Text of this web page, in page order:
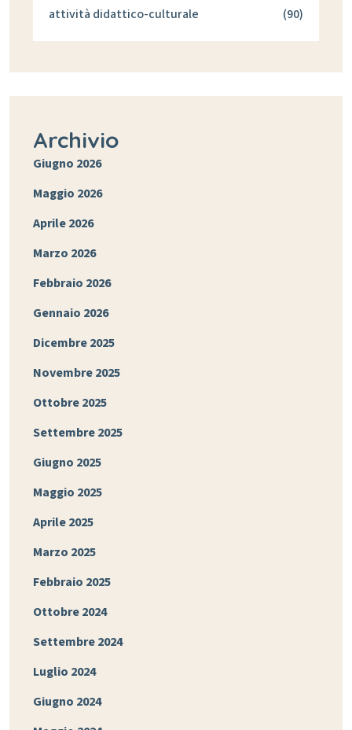
attività didattico-culturale (90)
Archivio
Giugno 2026
Maggio 2026
Aprile 2026
Marzo 2026
Febbraio 2026
Gennaio 2026
Dicembre 2025
Novembre 2025
Ottobre 2025
Settembre 2025
Giugno 2025
Maggio 2025
Aprile 2025
Marzo 2025
Febbraio 2025
Ottobre 2024
Settembre 2024
Luglio 2024
Giugno 2024